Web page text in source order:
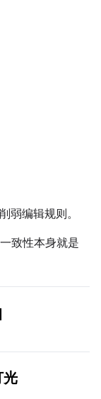
弱编辑规则。
致性本身就是
光